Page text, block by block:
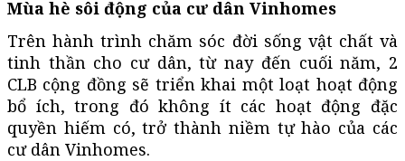
Mùa hè sôi động của cư dân Vinhomes
Trên hành trình chăm sóc đời sống vật chất và
tinh thần cho cư dân, từ nay đến cuối năm, 2
CLB cộng đồng sẽ triển khai một loạt hoạt động
bổ ích, trong đó không ít các hoạt động đặc
quyền hiếm có, trở thành niềm tự hào của các
cư dân Vinhomes.